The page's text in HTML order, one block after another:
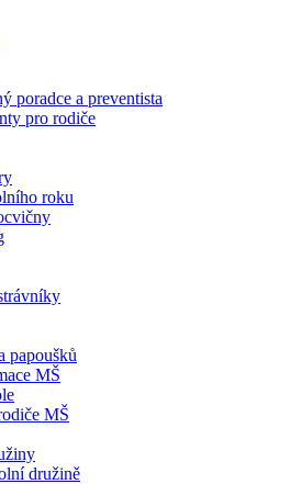
poradce a preventista
pro rodiče
roku
papoušků
MŠ
MŠ
družině